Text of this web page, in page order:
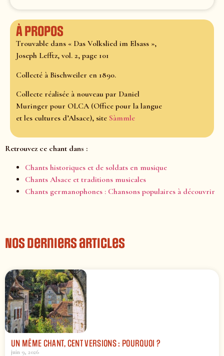
À propos
Trouvable dans « Das Volkslied im Elsass »,
Joseph Lefftz, vol. 2, page 101
Collecté à Bischweiler en 1890.
Collecte réalisée à nouveau par Daniel
Muringer pour OLCA (Office pour la langue
et les cultures d’Alsace), site Sàmmle
Retrouvez ce chant dans :
Chants historiques et de soldats en musique
Chants Alsace et traditions musicales
Chants germanophones : Chansons populaires à découvrir
Nos derniers articles
UN MÊME CHANT, CENT VERSIONS : POURQUOI ?
juin 9, 2026